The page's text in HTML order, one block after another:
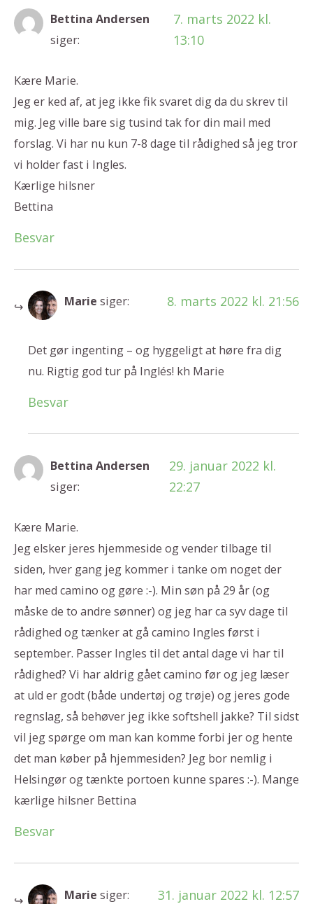
Bettina Andersen
siger:
7. marts 2022 kl.
13:10
Kære Marie.
Jeg er ked af, at jeg ikke fik svaret dig da du skrev til
mig. Jeg ville bare sig tusind tak for din mail med
forslag. Vi har nu kun 7-8 dage til rådighed så jeg tror
vi holder fast i Ingles.
Kærlige hilsner
Bettina
Besvar
Marie siger: 8. marts 2022 kl. 21:56
Det gør ingenting – og hyggeligt at høre fra dig
nu. Rigtig god tur på Inglés! kh Marie
Besvar
Bettina Andersen
siger:
29. januar 2022 kl.
22:27
Kære Marie.
Jeg elsker jeres hjemmeside og vender tilbage til
siden, hver gang jeg kommer i tanke om noget der
har med camino og gøre :-). Min søn på 29 år (og
måske de to andre sønner) og jeg har ca syv dage til
rådighed og tænker at gå camino Ingles først i
september. Passer Ingles til det antal dage vi har til
rådighed? Vi har aldrig gået camino før og jeg læser
at uld er godt (både undertøj og trøje) og jeres gode
regnslag, så behøver jeg ikke softshell jakke? Til sidst
vil jeg spørge om man kan komme forbi jer og hente
det man køber på hjemmesiden? Jeg bor nemlig i
Helsingør og tænkte portoen kunne spares :-). Mange
kærlige hilsner Bettina
Besvar
Marie siger: 31. januar 2022 kl. 12:57